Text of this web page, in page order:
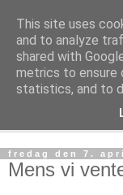
Din lokale sejlklub
fredag den 7.
Mens vi
This site uses
and to analyze
shared with
metrics to ensure
statistics, and to